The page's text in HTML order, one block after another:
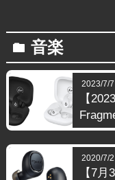
folder 音楽
2023/7/7
【
2020/7/2
【7